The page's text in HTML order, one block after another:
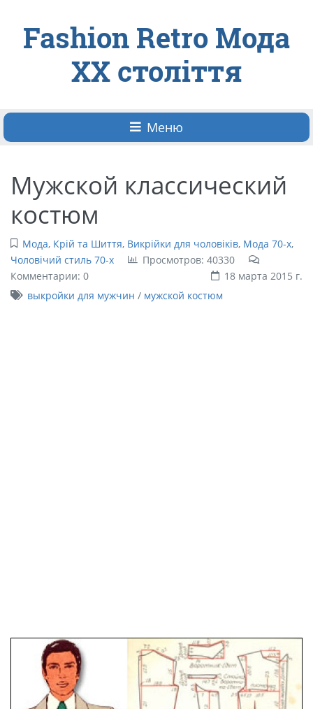
Fashion Retro Мода
ХХ століття
Меню
Мужской классический
костюм
Мода, Крій та Шиття, Викрійки для чоловіків, Мода 70-х,
Чоловічий стиль 70-х
Просмотров: 40330
Комментарии: 0
18 марта 2015 г.
выкройки для мужчин / мужской костюм